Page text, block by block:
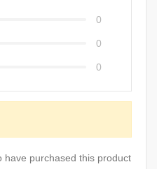
0
0
0
have purchased this product